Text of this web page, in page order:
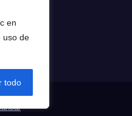
en
uso de
todo